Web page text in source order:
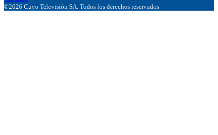
©2026 Cuyo Televisión SA. Todos los derechos reservados